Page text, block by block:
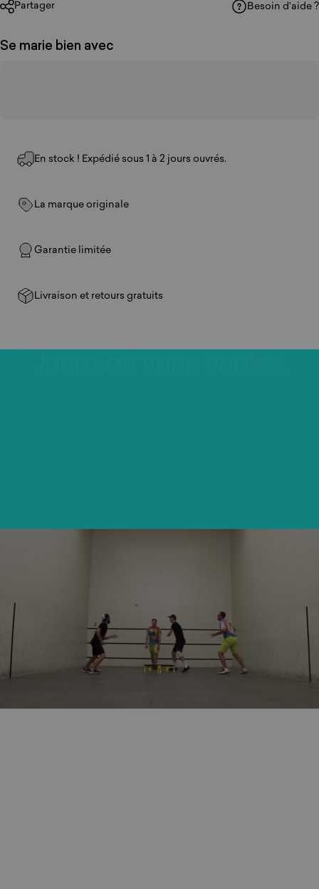
Partager Besoin d'aide ?
Se marie bien avec
En stock ! Expédié sous 1 à 2 jours ouvrés.
La marque originale
Garantie limitée
Livraison et retours gratuits